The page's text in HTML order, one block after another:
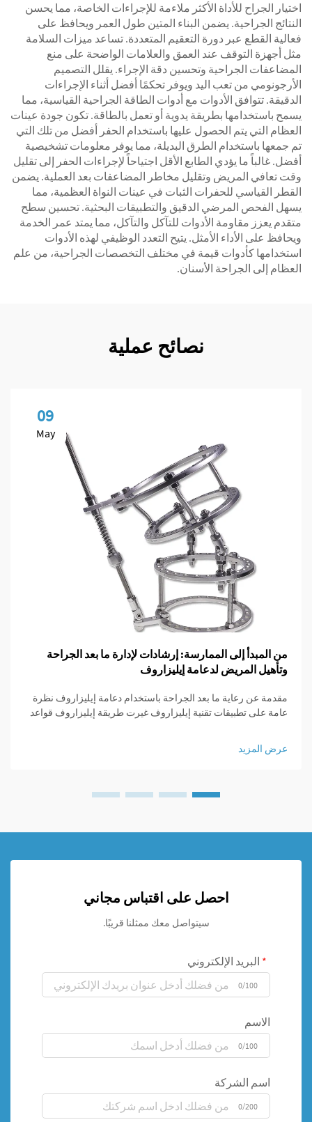
اختيار الجراح للأداة الأكثر ملاءمة للإجراءات الخاصة، مما يحسن
النتائج الجراحية. يضمن البناء المتين طول العمر ويحافظ على
فعالية القطع عبر دورة التعقيم المتعددة. تساعد ميزات السلامة
مثل أجهزة التوقف عند العمق والعلامات الواضحة على منع
المضاعفات الجراحية وتحسين دقة الإجراء. يقلل التصميم
الأرجونومي من تعب اليد ويوفر تحكمًا أفضل أثناء الإجراءات
الدقيقة. تتوافق الأدوات مع أدوات الطاقة الجراحية القياسية، مما
يسمح باستخدامها بطريقة يدوية أو تعمل بالطاقة. تكون جودة عينات
العظام التي يتم الحصول عليها باستخدام الحفر أفضل من تلك التي
تم جمعها باستخدام الطرق البديلة، مما يوفر معلومات تشخيصية
أفضل. غالباً ما يؤدي الطابع الأقل اجتياحاً لإجراءات الحفر إلى تقليل
وقت تعافي المريض وتقليل مخاطر المضاعفات بعد العملية. يضمن
القطر القياسي للحفرات الثبات في عينات النواة العظمية، مما
يسهل الفحص المرضي الدقيق والتطبيقات البحثية. تحسين سطح
متقدم يعزز مقاومة الأدوات للتآكل والتآكل، مما يمتد عمر الخدمة
ويحافظ على الأداء الأمثل. يتيح التعدد الوظيفي لهذه الأدوات
استخدامها كأدوات قيمة في مختلف التخصصات الجراحية، من علم
العظام إلى الجراحة الأسنان.
نصائح عملية
09
May
من المبدأ إلى الممارسة: إرشادات لإدارة ما بعد الجراحة
وتأهيل المريض لدعامة إيليزاروف
مقدمة عن رعاية ما بعد الجراحة باستخدام دعامة إيليزاروف نظرة
عامة على تطبيقات تقنية إيليزاروف غيرت طريقة إيليزاروف قواعد
طول العظام، واستقرار المناطق المكسورة، وتصحيح التشوهات
التي...
عرض المزيد
احصل على اقتباس مجاني
سيتواصل معك ممثلنا قريبًا.
البريد الإلكتروني
0/100
الاسم
0/100
اسم الشركة
0/200